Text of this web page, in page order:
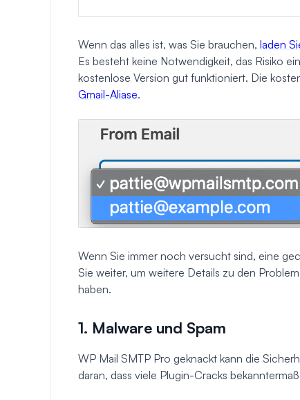
Wenn das alles ist, was Sie brauchen, laden
Es besteht keine Notwendigkeit, das Risiko
kostenlose Version gut funktioniert. Die
Gmail-Aliase.
Wenn Sie immer noch versucht sind, eine
Sie weiter, um weitere Details zu den
haben.
1. Malware und Spam
WP Mail SMTP Pro geknackt kann die
daran, dass viele Plugin-Cracks